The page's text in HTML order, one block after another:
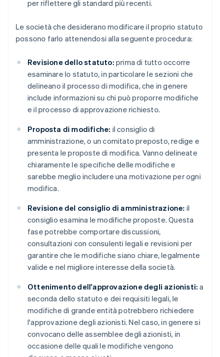
per riflettere gli standard più recenti.
Le società che desiderano modificare il proprio statuto
possono farlo attenendosi alla seguente procedura:
Revisione dello statuto: prima di tutto occorre
esaminare lo statuto, in particolare le sezioni che
delineano il processo di modifica, che in genere
include informazioni su chi può proporre modifiche
e il processo di approvazione richiesto.
Proposta di modifiche: il consiglio di
amministrazione, o un comitato preposto, redige e
presenta le proposte di modifica. Vanno delineate
chiaramente le specifiche delle modifiche e
sarebbe meglio includere una motivazione per ogni
modifica.
Revisione del consiglio di amministrazione: il
consiglio esamina le modifiche proposte. Questa
fase potrebbe comportare discussioni,
consultazioni con consulenti legali e revisioni per
garantire che le modifiche siano chiare, legalmente
valide e nel migliore interesse della società.
Ottenimento dell'approvazione degli azionisti: a
seconda dello statuto e dei requisiti legali, le
modifiche di grande entità potrebbero richiedere
l'approvazione degli azionisti. Nel caso, in genere si
convocano delle assemblee degli azionisti, in
occasione delle quali le modifiche vengono